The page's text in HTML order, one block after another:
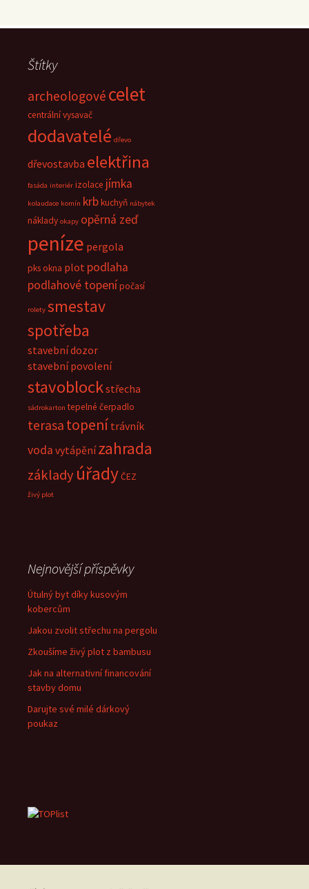
Štítky
archeologové celet
centrální vysavač
dodavatelé dřevo
dřevostavba elektřina
fasáda interiér izolace jímka
kolaudace komín krbkuchyň nábytek
náklady okapy opěrná zeď
peníze pergola
pks okna plot podlaha
podlahové topenípočasí
rolety smestav
spotřeba
stavební dozor
stavební povolení
stavoblockstřecha
sádrokarton tepelné čerpadlo
terasa topení trávník
voda vytápění zahrada
základyúřadyČEZ
živý plot
Nejnovější příspěvky
Útulný byt díky kusovým
kobercům
Jakou zvolit střechu na pergolu
Zkoušíme živý plot z bambusu
Jak na alternativní financování
stavby domu
Darujte své milé dárkový
poukaz